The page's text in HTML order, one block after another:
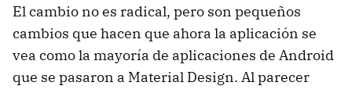
El cambio no es radical, pero son pequeños
cambios que hacen que ahora la aplicación se
vea como la mayoría de aplicaciones de Android
que se pasaron a Material Design. Al parecer